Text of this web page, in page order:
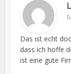
Das ist echt
dass ich hoffe
ist eine gute